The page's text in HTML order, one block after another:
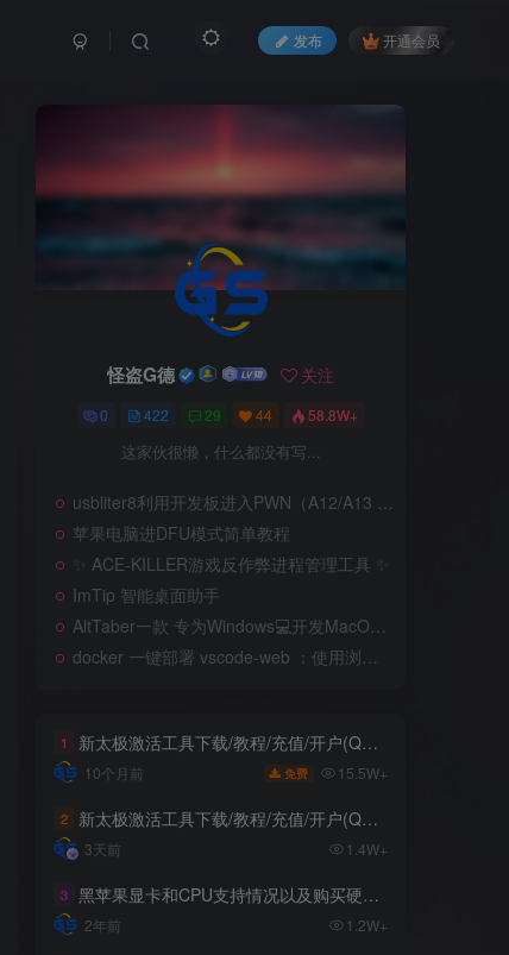
发布 开通会员
怪盗G德 关注
0 422 29 44 58.8W+
这家伙很懒，什么都没有写...
usbliter8利用开发板进入PWN（A12/A13 SecureROM 漏洞利用）
苹果电脑进DFU模式简单教程
✨ ACE-KILLER游戏反作弊进程管理工具 ✨
ImTip 智能桌面助手
AltTaber一款 专为Windows💻️开发MacOS 风格的窗口/应用切换器
docker 一键部署 vscode-web ：使用浏览器远程开发
1 新太极激活工具下载/教程/充值/开户(QQ交流群号749113977)
10个月前 免费 15.5W+
2 新太极激活工具下载/教程/充值/开户(QQ交流群号:523943346)
3天前 1.4W+
3 黑苹果显卡和CPU支持情况以及购买硬件防踩坑指南
2年前 1.2W+